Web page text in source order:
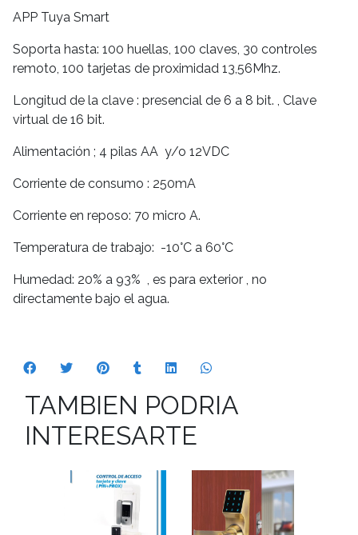
APP Tuya Smart
Soporta hasta: 100 huellas, 100 claves, 30 controles
remoto, 100 tarjetas de proximidad 13,56Mhz.
Longitud de la clave : presencial de 6 a 8 bit. , Clave
virtual de 16 bit.
Alimentación ; 4 pilas AA y/o 12VDC
Corriente de consumo : 250mA
Corriente en reposo: 70 micro A.
Temperatura de trabajo: -10°C a 60°C
Humedad: 20% a 93% , es para exterior , no
directamente bajo el agua.
TAMBIEN PODRIA
INTERESARTE